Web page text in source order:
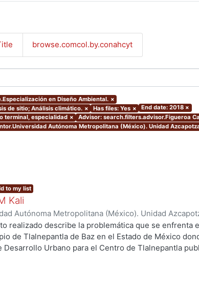
browse.comcol.by.conahcyt
en Diseño Ambiental. ×
de sitio; Análisis climático. × Has files: Yes × End date: 2018 ×
terminal, especialidad × Advisor: search.filters.advisor.Figueroa
Autónoma Metropolitana (México). Unidad
to my list
Kali
Autónoma Metropolitana (México). Unidad
de Información.,2018-09)Borjes Flores, Enya
Luis Enrique
realizado describe la problemática que se enfrenta
de Tlalnepantla de Baz en el Estado de México
Desarrollo Urbano para el Centro de Tlalnepantla